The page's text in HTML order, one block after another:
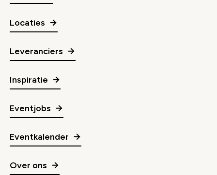
Locaties
Leveranciers
Inspiratie
Eventjobs
Eventkalender
Over ons